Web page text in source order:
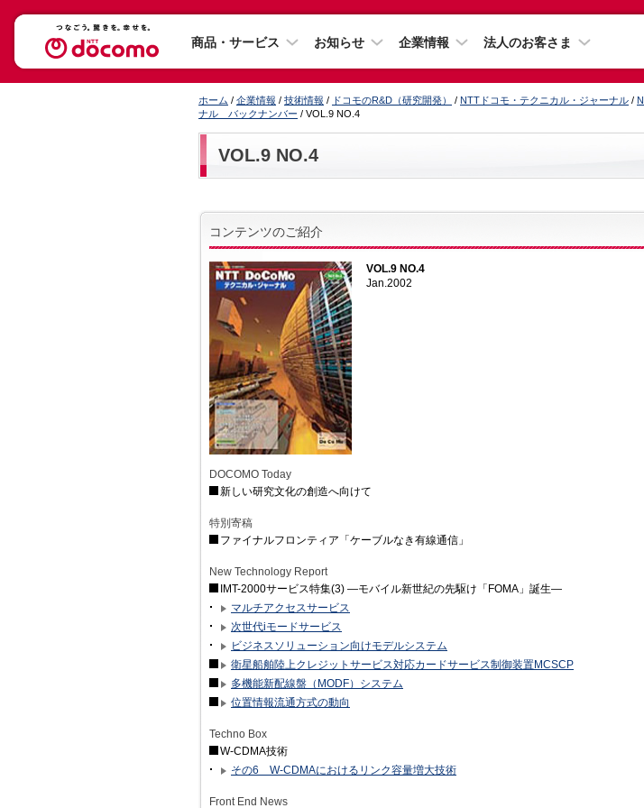
商品・サービス お知らせ 企業情報 法人のお客さま
ホーム / 企業情報 / 技術情報 / ドコモのR&D（研究開発） / NTTドコモ・テクニカル・ジャーナル /
ナル バックナンバー / VOL.9 NO.4
VOL.9 NO.4
コンテンツのご紹介
VOL.9 NO.4
Jan.2002
DOCOMO Today
新しい研究文化の創造へ向けて
特別寄稿
ファイナルフロンティア「ケーブルなき有線通信」
New Technology Report
IMT-2000サービス特集(3) —モバイル新世紀の先駆け「FOMA」誕生—
マルチアクセスサービス
次世代iモードサービス
ビジネスソリューション向けモデルシステム
衛星船舶陸上クレジットサービス対応カードサービス制御装置MCSCP
多機能新配線盤（MODF）システム
位置情報流通方式の動向
Techno Box
W-CDMA技術
その6 W-CDMAにおけるリンク容量増大技術
Front End News